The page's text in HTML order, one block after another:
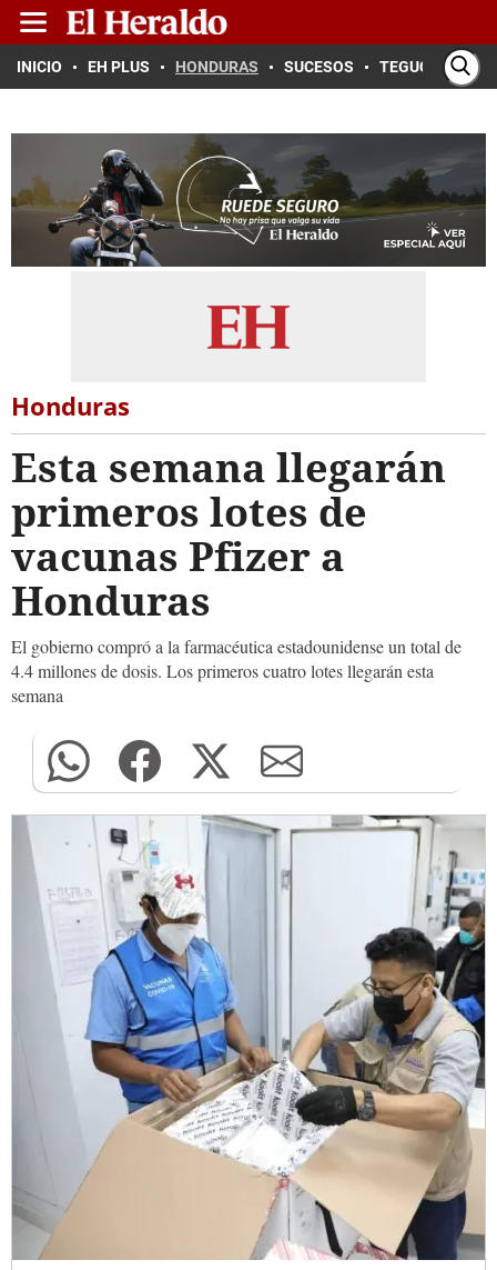
INICIO EH PLUS HONDURAS SUCESOS TEGUCIGALPA
Honduras
Esta semana llegarán
primeros lotes de
vacunas Pfizer a
Honduras
El gobierno compró a la farmacéutica estadounidense un total de
4.4 millones de dosis. Los primeros cuatro lotes llegarán esta
semana